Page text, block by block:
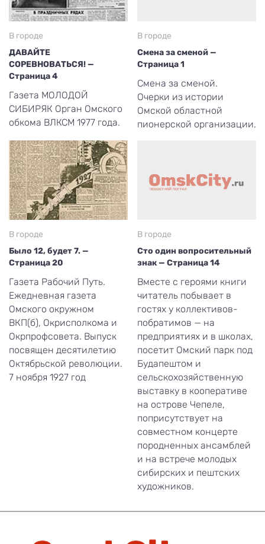
В городе
ДАВАЙТЕ
СОРЕВНОВАТЬСЯ! —
Страница 4
Газета МОЛОДОЙ
СИБИРЯК Орган Омского
обкома ВЛКСМ 1977 года.
В городе
Смена за сменой —
Страница 1
Смена за сменой.
Очерки из истории
Омской областной
пионерской организации.
В городе
Было 12, будет 7. —
Страница 20
Газета Рабочий Путь.
Ежедневная газета
Омского окружном
ВКП(б), Окрисполкома и
Окрпрофсовета. Выпуск
посвящен десятилетию
Октябрьской революции.
7 ноября 1927 год
В городе
Сто один вопросительный
знак — Страница 14
Вместе с героями книги
читатель побывает в
гостях у коллективов-
побратимов — на
предприятиях и в школах,
посетит Омский парк под
Будапештом и
сельскохозяйственную
выставку в кооперативе
на острове Чепеле,
поприсутствует на
совместном концерте
породненных ансамблей
и на встрече молодых
сибирских и пештских
художников.